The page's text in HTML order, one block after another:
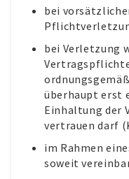
bei
bei Verletzung
überhaupt erst
Einhaltung der
vertrauen darf
im Rahmen
soweit